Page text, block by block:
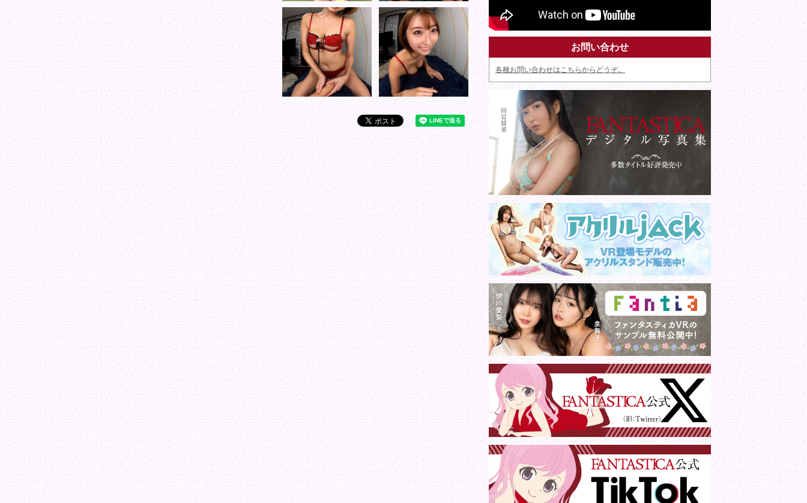
お問い合わせ
各種お問い合わせはこちらからどうぞ。